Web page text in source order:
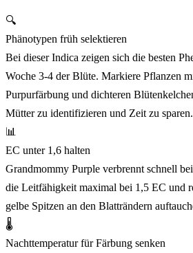
🔍
Phänotypen früh selektieren
Bei dieser Indica zeigen sich die besten
Woche 3-4 der Blüte. Markiere Pflanzen
Purpurfärbung und dichteren
Mütter zu identifizieren und Zeit zu sparen.
📊
EC unter 1,6 halten
Grandmommy Purple verbrennt schnell
die Leitfähigkeit maximal bei 1,5 EC und
gelbe Spitzen an den Blatträndern
🌡️
Nachttemperatur für Färbung senken